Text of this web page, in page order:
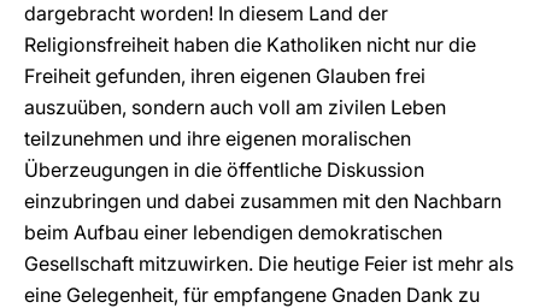
dargebracht worden! In diesem Land der
Religionsfreiheit haben die Katholiken nicht nur die
Freiheit gefunden, ihren eigenen Glauben frei
auszuüben, sondern auch voll am zivilen Leben
teilzunehmen und ihre eigenen moralischen
Überzeugungen in die öffentliche Diskussion
einzubringen und dabei zusammen mit den Nachbarn
beim Aufbau einer lebendigen demokratischen
Gesellschaft mitzuwirken. Die heutige Feier ist mehr als
eine Gelegenheit, für empfangene Gnaden Dank zu